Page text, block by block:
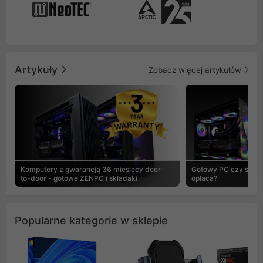
Artykuły Zobacz więcej artykułów
Komputery z gwarancją 36 miesięcy door-
to-door - gotowe ZENPC i składaki
Gotowy PC czy
opłaca?
Popularne kategorie w sklepie